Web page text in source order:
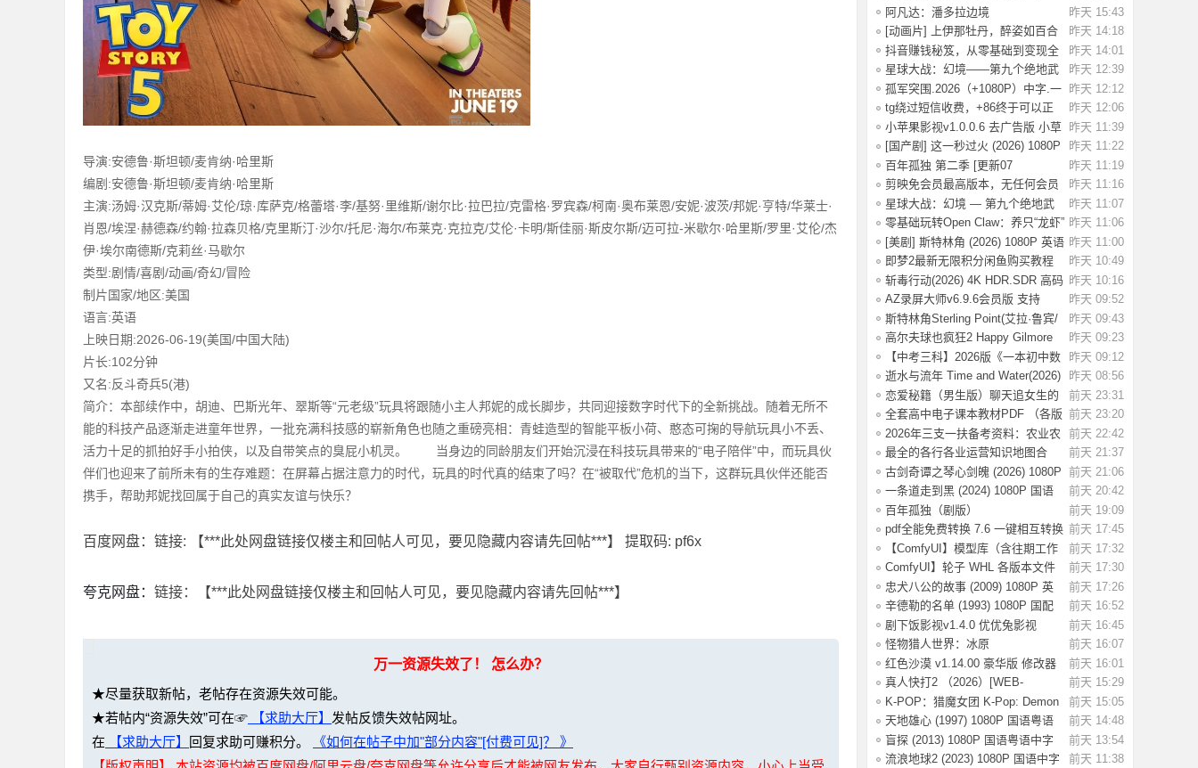
导演:安德鲁·斯坦顿/麦肯纳·哈里斯
编剧:安德鲁·斯坦顿/麦肯纳·哈里斯
主演:汤姆·汉克斯/蒂姆·艾伦/琼·库萨克/格蕾塔·李/基努·里维斯/谢尔比·拉巴拉/克雷格·罗宾森/柯南·奥布莱恩/安妮·波茨/邦妮·亨特/华莱士·
肖恩/埃涅·赫德森/约翰·拉森贝格/克里斯汀·沙尔/托尼·海尔/布莱克·克拉克/艾伦·卡明/斯佳丽·斯皮尔斯/迈可拉-米歇尔·哈里斯/罗里·艾伦/杰
伊·埃尔南德斯/克莉丝·马歇尔
类型:剧情/喜剧/动画/奇幻/冒险
制片国家/地区:美国
语言:英语
上映日期:2026-06-19(美国/中国大陆)
片长:102分钟
又名:反斗奇兵5(港)
简介：本部续作中，胡迪、巴斯光年、翠斯等“元老级”玩具将跟随小主人邦妮的成长脚步，共同迎接数字时代下的全新挑战。随着无所不
能的科技产品逐渐走进童年世界，一批充满科技感的崭新角色也随之重磅亮相：青蛙造型的智能平板小荷、憨态可掬的导航玩具小不丢、
活力十足的抓拍好手小拍侠，以及自带笑点的臭屁小机灵。 当身边的同龄朋友们开始沉浸在科技玩具带来的“电子陪伴”中，而玩具伙
伴们也迎来了前所未有的生存难题：在屏幕占据注意力的时代，玩具的时代真的结束了吗？在“被取代”危机的当下，这群玩具伙伴还能否
携手，帮助邦妮找回属于自己的真实友谊与快乐？
百度网盘：链接: 【***此处网盘链接仅楼主和回帖人可见，要见隐藏内容请先回帖***】 提取码: pf6x
夸克网盘： 链接：【***此处网盘链接仅楼主和回帖人可见，要见隐藏内容请先回帖***】
万一资源失效了！ 怎么办？
★尽量获取新帖，老帖存在资源失效可能。
★若帖内“资源失效”可在☞ 【求助大厅】 发帖反馈失效帖网址。
在 【求助大厅】 回复求助可赚积分。
《如何在帖子中加"部分内容"[付费可见]？ 》
[1.83G]
昨天 15:43
阿凡达：潘多拉边境
Build.22429549（Avata
昨天 14:18
[动画片] 上伊那牡丹，醉姿如百合
(2026) 1
昨天 14:01
抖音赚钱秘笈，从零基础到变现全
解析[40.4G
昨天 12:39
星球大战：幻境——第九个绝地武
士.2026（4
昨天 12:12
孤军突围.2026（+1080P）中字.一
名军官冲出
昨天 12:06
tg绕过短信收费，+86终于可以正
常登录了
昨天 11:39
小苹果影视v1.0.0.6 去广告版 小草
影视v2.5
昨天 11:22
[国产剧] 这一秒过火 (2026) 1080P
国语中
昨天 11:19
百年孤独 第二季 [更新07
集]2026.HD1080P.X
昨天 11:16
剪映免会员最高版本，无任何会员
按钮，免会
昨天 11:07
星球大战：幻境 — 第九个绝地武
士 (2026)
昨天 11:06
零基础玩转Open Claw：养只“龙虾”
当助理
昨天 11:00
[美剧] 斯特林角 (2026) 1080P 英语
中字 (
昨天 10:49
即梦2最新无限积分闲鱼购买教程
昨天 10:16
斩毒行动(2026) 4K HDR.SDR 高码
率 【国语
昨天 09:52
AZ录屏大师v6.9.6会员版 支持
1080P/60fps
昨天 09:43
斯特林角Sterling Point(艾拉·鲁宾/
艾米丽
昨天 09:23
高尔夫球也疯狂2 Happy Gilmore
2(2025) WE
昨天 09:12
【中考三科】2026版《一本初中数
理化公式定
昨天 08:56
逝水与流年 Time and Water(2026)
【简繁英
前天 23:31
恋爱秘籍（男生版）聊天追女生的
话术技巧，
前天 23:20
全套高中电子课本教材PDF （各版
本齐全）【
前天 22:42
2026年三支一扶备考资料：农业农
村知识考前
前天 21:37
最全的各行各业运营知识地图合
集，运营人案
前天 21:06
古剑奇谭之琴心剑魄 (2026) 1080P
国语中字
前天 20:42
一条道走到黑 (2024) 1080P 国语
中字 [1.35
前天 19:09
百年孤独（剧版）
S02.2026（4K+1080P）中字
前天 17:45
pdf全能免费转换 7.6 一键相互转换
前天 17:32
【ComfyUI】模型库（含往期工作
流模型）
前天 17:30
ComfyUI】轮子 WHL 各版本文件
前天 17:26
忠犬八公的故事 (2009) 1080P 英
语中字 [2.
前天 16:52
辛德勒的名单 (1993) 1080P 国配
国语英语
前天 16:45
剧下饭影视v1.4.0 优优兔影视
v5.1.3
前天 16:07
怪物猎人世界：冰原
Build.15539686 全DLC
前天 16:01
红色沙漠 v1.14.00 豪华版 修改器
（Crimson
前天 15:29
真人快打2 （2026）[WEB-
MKV/124G][英语中
前天 15:05
K-POP：猎魔女团 K-Pop: Demon
Hunters(202
前天 14:48
天地雄心 (1997) 1080P 国语粤语
中字 [3.17
前天 13:54
盲探 (2013) 1080P 国语粤语中字
[3.64G]
前天 11:38
流浪地球2 (2023) 1080P 国语中字